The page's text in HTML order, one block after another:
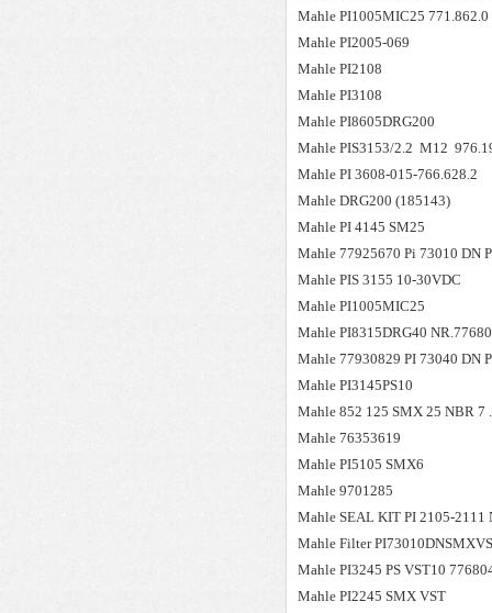
Mahle PI1005MIC25 771.862.0
Mahle PI2005-069
Mahle PI2108
Mahle PI3108
Mahle PI8605DRG200
Mahle PIS3153/2.2 M12
Mahle PI 3608-015-766.628.2
Mahle DRG200 (185143)
Mahle PI 4145 SM25
Mahle 77925670 Pi 73010 DN
Mahle PIS 3155 10-30VDC
Mahle PI1005MIC25
Mahle PI8315DRG40
Mahle 77930829 PI 73040 DN
Mahle PI3145PS10
Mahle 852 125 SMX 25 NBR 7
Mahle 76353619
Mahle PI5105 SMX6
Mahle 9701285
Mahle SEAL KIT PI 2105-2111
Mahle Filter
Mahle PI3245 PS VST10
Mahle PI2245 SMX VST